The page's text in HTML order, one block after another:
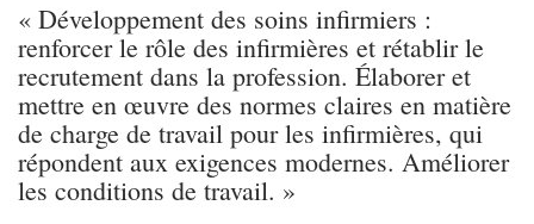
« Développement des soins infirmiers :
renforcer le rôle des infirmières et rétablir le
recrutement dans la profession. Élaborer et
mettre en œuvre des normes claires en matière
de charge de travail pour les infirmières, qui
répondent aux exigences modernes. Améliorer
les conditions de travail. »